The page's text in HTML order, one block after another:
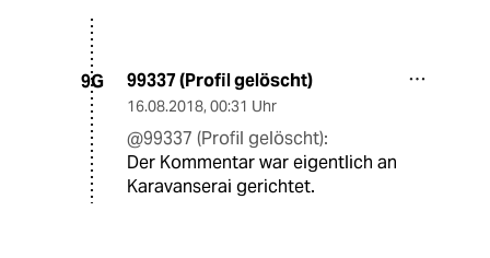
9G 99337 (Profil gelöscht)
16.08.2018, 00:31 Uhr
@99337 (Profil gelöscht):
Der Kommentar war eigentlich an
Karavanserai gerichtet.